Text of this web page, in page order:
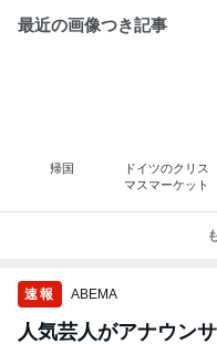
最近の画像つき記事
帰国
ドイツのクリス
マスマーケット
速報 ABEMA
人気芸人がアナウン